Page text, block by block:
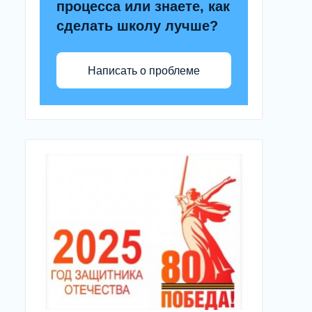
процесса или знаете, как
сделать школу лучше?
Написать о проблеме